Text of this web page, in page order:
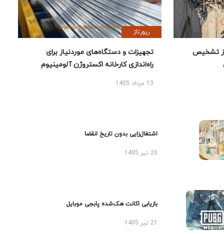
تشخیص
رپورتاژ
تجهیزات و دستگاه‌های موردنیاز برای
راه‌اندازی کارخانه اکستروژن آلومینیوم
13 مرداد 1405
اشتغال‌زایی بدون تاریخ انقضا
20 تیر 1405
بازیابی اکانت هک‌شده پابجی موبایل